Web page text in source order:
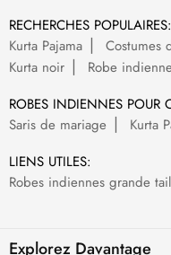
RECHERCHES POPULAIRES:
Kurta Pajama
Costumes
Kurta noir
Robe indienne
ROBES INDIENNES POUR
Saris de mariage
Kurta
LIENS UTILES:
Robes indiennes grande
Explorez Davantage